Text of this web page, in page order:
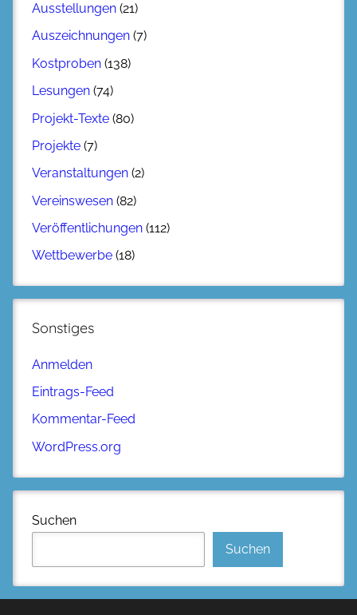
Ausstellungen (21)
Auszeichnungen (7)
Kostproben (138)
Lesungen (74)
Projekt-Texte (80)
Projekte (7)
Veranstaltungen (2)
Vereinswesen (82)
Veröffentlichungen (112)
Wettbewerbe (18)
Sonstiges
Anmelden
Eintrags-Feed
Kommentar-Feed
WordPress.org
Suchen
Suchen